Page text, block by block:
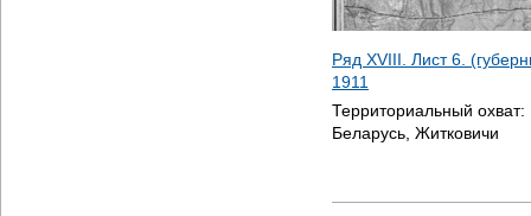
Ряд XVIII. Лист 6.
1911
Территориальный охват:
Беларусь, Житковичи